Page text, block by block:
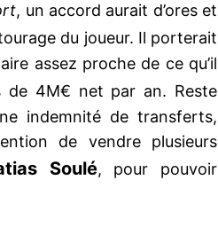
, un accord aurait d’ores et
du joueur. Il porterait
assez proche de ce qu’il
de 4M€ net par an. Reste
indemnité de transferts,
de vendre plusieurs
Soulé, pour pouvoir